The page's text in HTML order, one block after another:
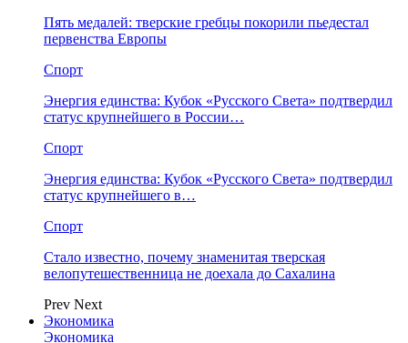
Пять медалей: тверские гребцы покорили пьедестал
первенства Европы
Спорт
Энергия единства: Кубок «Русского Света» подтвердил
статус крупнейшего в России…
Спорт
Энергия единства: Кубок «Русского Света» подтвердил
статус крупнейшего в…
Спорт
Стало известно, почему знаменитая тверская
велопутешественница не доехала до Сахалина
Prev Next
Экономика
Экономика